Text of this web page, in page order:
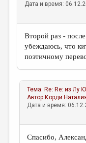
Дата и время:
Второй раз -
убеждаюсь, что
поэтичному
Тема: Re: Re: из Лу
Автор Корди
Дата и время:
Спасибо,